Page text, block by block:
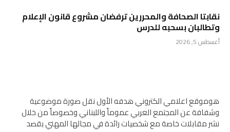
نقابتا الصحافة والمحررين ترفضان مشروع قانون الإعلام
وتطالبان بسحبه للدرس
أغسطس 5, 2026
هوموقع اعلامي الكتروني هدفه الأول نقل صورة موضوعية
وشفافة عن المجتمع العربي عموماً واللبناني وخصوصاً من خلال
نشر مقابلات خاصة مع شخصيات رائدة في مجالها المهني بقصد